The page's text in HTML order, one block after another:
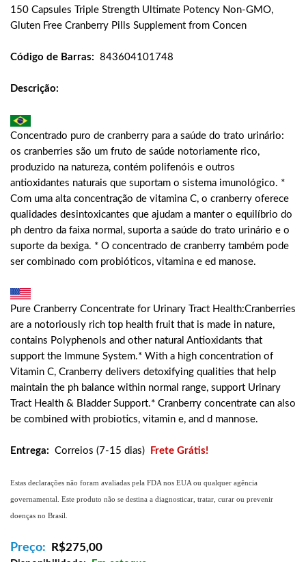
150 Capsules Triple Strength Ultimate Potency Non-GMO,
Gluten Free Cranberry Pills Supplement from Concen
Código de Barras: 843604101748
Descrição:
Concentrado puro de cranberry para a saúde do trato urinário:
os cranberries são um fruto de saúde notoriamente rico,
produzido na natureza, contém polifenóis e outros
antioxidantes naturais que suportam o sistema imunológico. *
Com uma alta concentração de vitamina C, o cranberry oferece
qualidades desintoxicantes que ajudam a manter o equilíbrio do
ph dentro da faixa normal, suporta a saúde do trato urinário e o
suporte da bexiga. * O concentrado de cranberry também pode
ser combinado com probióticos, vitamina e ed manose.
Pure Cranberry Concentrate for Urinary Tract Health:Cranberries
are a notoriously rich top health fruit that is made in nature,
contains Polyphenols and other natural Antioxidants that
support the Immune System.* With a high concentration of
Vitamin C, Cranberry delivers detoxifying qualities that help
maintain the ph balance within normal range, support Urinary
Tract Health & Bladder Support.* Cranberry concentrate can also
be combined with probiotics, vitamin e, and d mannose.
Entrega: Correios (7-15 dias) Frete Grátis!
Estas declarações não foram avaliadas pela FDA nos EUA ou qualquer agência
governamental. Este produto não se destina a diagnosticar, tratar, curar ou prevenir
doenças no Brasil.
Preço: R$275,00